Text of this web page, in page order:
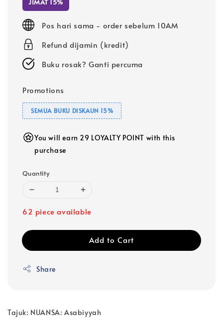
JIMAT 15%
Pos hari sama - order sebelum 10AM
Refund dijamin (kredit)
Buku rosak? Ganti percuma
Promotions
SEMUA BUKU DISKAUN 15%
You will earn 29 LOYALTY POINT with this
purchase
Quantity
62 piece available
Add to Cart
Share
Tajuk: NUANSA: Asabiyyah